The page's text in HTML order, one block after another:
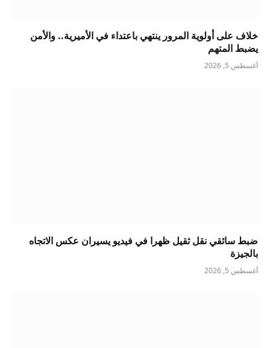
خلاف على أولوية المرور ينتهي باعتداء في الأميرية.. والأمن
يضبط المتهم
أغسطس 5, 2026
ضبط سائقي نقل ثقيل ظهرا في فيديو يسيران عكس الاتجاه
بالجيزة
أغسطس 5, 2026